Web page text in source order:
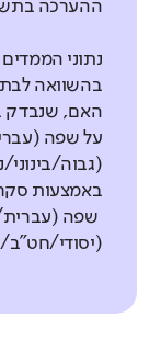
ההערכה
נתוני
בהשוואה
האם, שנבדק
על שפה
(גבוה/
באמצעות
שפה (עברית/
(יסודי/